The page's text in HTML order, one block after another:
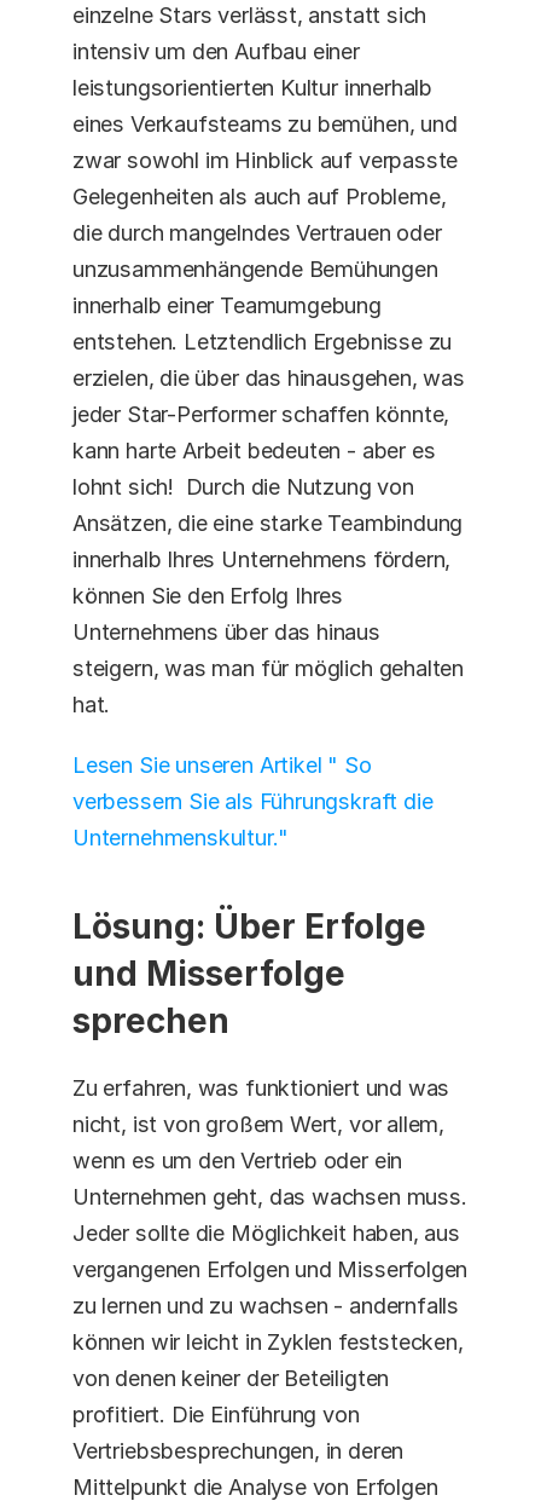
einzelne Stars verlässt, anstatt sich
intensiv um den Aufbau einer
leistungsorientierten Kultur innerhalb
eines Verkaufsteams zu bemühen, und
zwar sowohl im Hinblick auf verpasste
Gelegenheiten als auch auf Probleme,
die durch mangelndes Vertrauen oder
unzusammenhängende Bemühungen
innerhalb einer Teamumgebung
entstehen. Letztendlich Ergebnisse zu
erzielen, die über das hinausgehen, was
jeder Star-Performer schaffen könnte,
kann harte Arbeit bedeuten - aber es
lohnt sich!  Durch die Nutzung von
Ansätzen, die eine starke Teambindung
innerhalb Ihres Unternehmens fördern,
können Sie den Erfolg Ihres
Unternehmens über das hinaus
steigern, was man für möglich gehalten
hat.
Lesen Sie unseren Artikel " So
verbessern Sie als Führungskraft die
Unternehmenskultur."
Lösung: Über Erfolge
und Misserfolge
sprechen
Zu erfahren, was funktioniert und was
nicht, ist von großem Wert, vor allem,
wenn es um den Vertrieb oder ein
Unternehmen geht, das wachsen muss.
Jeder sollte die Möglichkeit haben, aus
vergangenen Erfolgen und Misserfolgen
zu lernen und zu wachsen - andernfalls
können wir leicht in Zyklen feststecken,
von denen keiner der Beteiligten
profitiert. Die Einführung von
Vertriebsbesprechungen, in deren
Mittelpunkt die Analyse von Erfolgen